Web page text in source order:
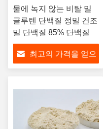
물에 녹지 않는 비탈 밀
글루텐 단백질 정밀 건조
밀 단백질 85% 단백질
최고의 가격을 얻으